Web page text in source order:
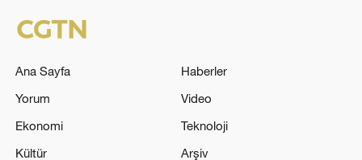
Ana Sayfa
Haberler
Yorum
Video
Ekonomi
Teknoloji
Kültür
Arşiv